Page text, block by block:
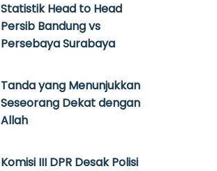
Statistik Head to Head
Persib Bandung vs
Persebaya Surabaya
Tanda yang Menunjukkan
Seseorang Dekat dengan
Allah
Komisi III DPR Desak Polisi